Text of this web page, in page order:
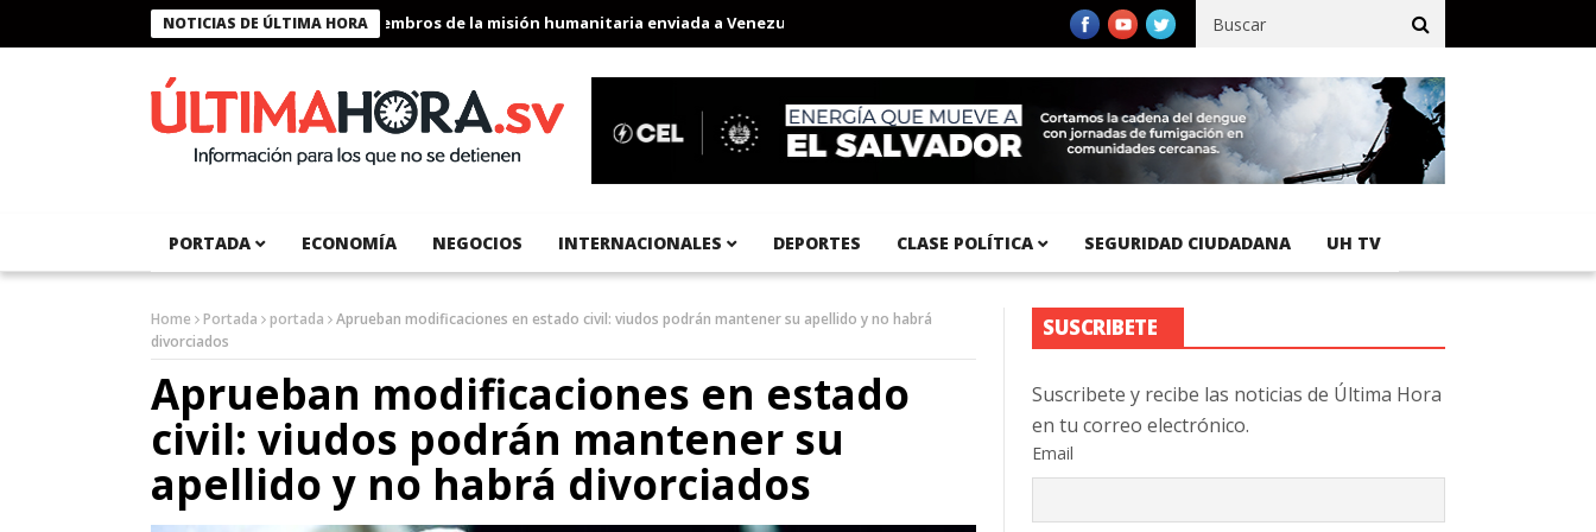
NOTICIAS DE ÚLTIMA HORA
Presidente Bukele condecora a miembros de la misión humanitaria enviada a Venezuela Aeropuerto Internacional del Pacífico registra 92 % de avance en obras de terracería
PORTADA ECONOMÍA NEGOCIOS INTERNACIONALES DEPORTES CLASE POLÍTICA SEGURIDAD CIUDADANA UH TV
Home Portada portada
Aprueban modificaciones en estado civil: viudos podrán mantener su apellido y no habrá
divorciados
Aprueban modificaciones en estado
civil: viudos podrán mantener su
apellido y no habrá divorciados
SUSCRIBETE
Suscribete y recibe las noticias de Última Hora
en tu correo electrónico.
Email